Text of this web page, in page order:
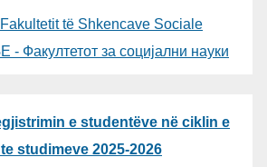
të Shkencave Sociale
за социјални науки
e studentëve në ciklin e
studimeve 2025-2026